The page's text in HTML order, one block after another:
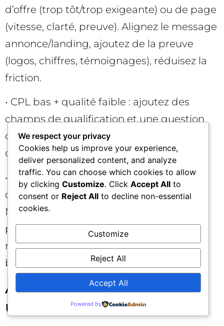
d’offre (trop tôt/trop exigeante) ou de page
(vitesse, clarté, preuve). Alignez le message
annonce/landing, ajoutez de la preuve
(logos, chiffres, témoignages), réduisez la
friction.
• CPL bas + qualité faible : ajoutez des
champs de qualification et une question
disqualifiante. Ajustez l’objectif de
campagne si nécessaire.
• Bonnes métriques de lead + peu
d’opportunités : réévaluez la définition du
MQL, le handoff Marketing → Sales, et la
pertinence de l’ICP. Mettez en place la
remontée des conversions offline pour
boucler l’apprentissage.
Automatisations : les
utiliser sans les subir 🤖
We respect your privacy
Cookies help us improve your experience,
deliver personalized content, and analyze
traffic. You can choose which cookies to allow
by clicking Customize. Click Accept All to
consent or Reject All to decline non-essential
cookies.
Customize
Reject All
Accept All
Powered by